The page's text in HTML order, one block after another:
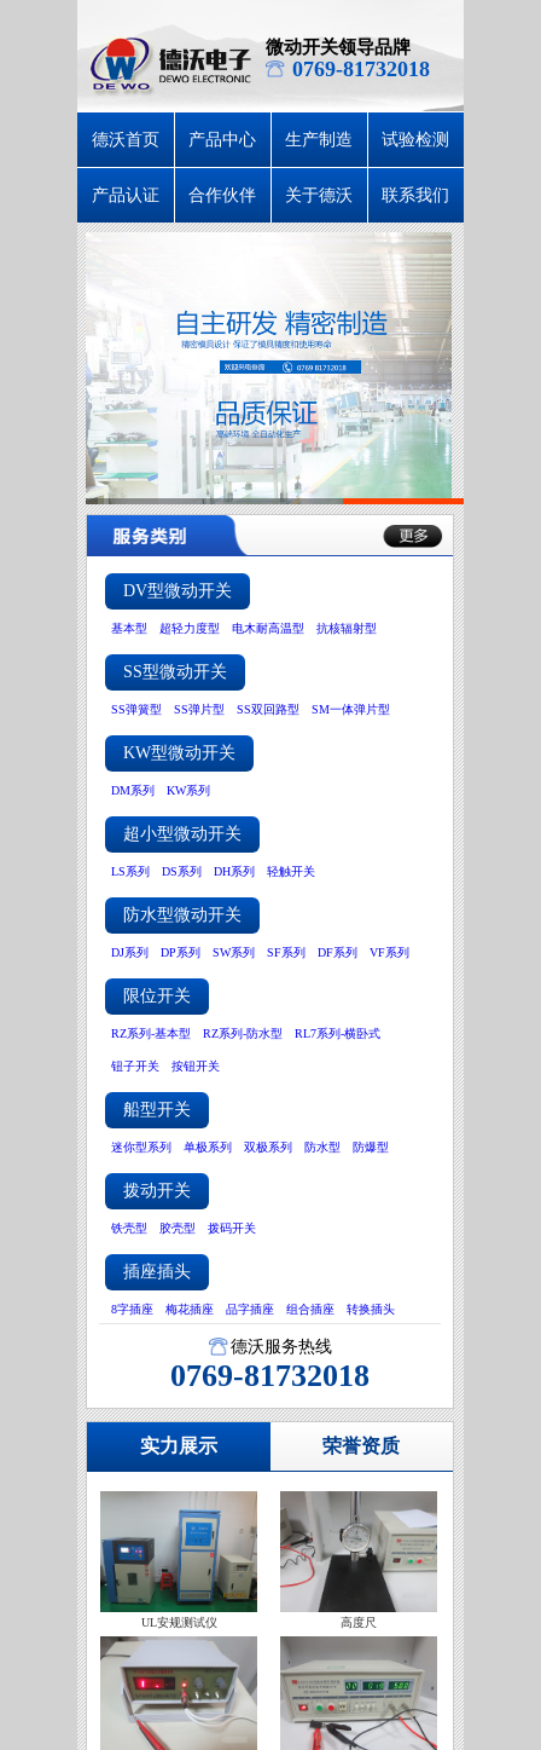
微动开关领导品牌
0769-81732018
德沃首页 产品中心 生产制造 试验检测
产品认证 合作伙伴 关于德沃 联系我们
DV型微动开关
基本型 超轻力度型 电木耐高温型 抗核辐射型
SS型微动开关
SS弹簧型 SS弹片型 SS双回路型 SM一体弹片型
KW型微动开关
DM系列 KW系列
超小型微动开关
LS系列 DS系列 DH系列 轻触开关
防水型微动开关
DJ系列 DP系列 SW系列 SF系列 DF系列 VF系列
限位开关
RZ系列-基本型 RZ系列-防水型 RL7系列-横卧式
钮子开关 按钮开关
船型开关
迷你型系列 单极系列 双极系列 防水型 防爆型
拨动开关
铁壳型 胶壳型 拨码开关
插座插头
8字插座 梅花插座 品字插座 组合插座 转换插头
德沃服务热线
0769-81732018
实力展示 荣誉资质
UL安规测试仪 高度尺